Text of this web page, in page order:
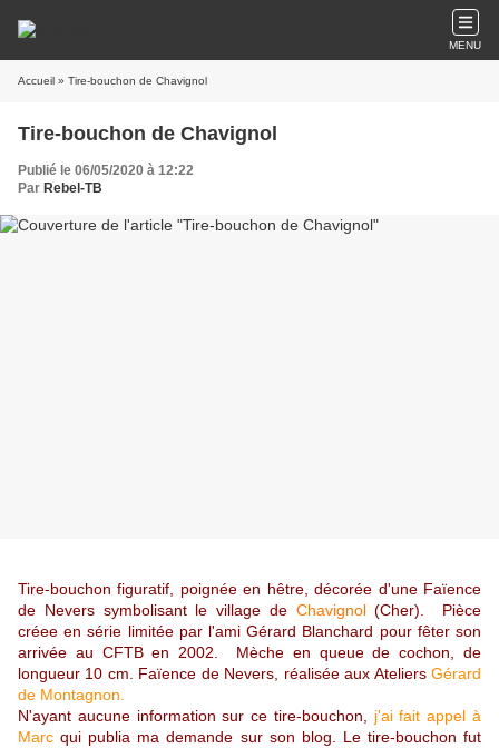
MENU
Accueil » Tire-bouchon de Chavignol
Tire-bouchon de Chavignol
Publié le 06/05/2020 à 12:22
Par Rebel-TB
Tire-bouchon figuratif, poignée en hêtre, décorée d'une Faïence
de Nevers symbolisant le village de Chavignol (Cher) . Pièce
créee en série limitée par l'ami Gérard Blanchard pour fêter son
arrivée au CFTB en 2002. Mèche en queue de cochon, de
longueur 10 cm. Faïence de Nevers, réalisée aux Ateliers Gérard
de Montagnon.
N'ayant aucune information sur ce tire-bouchon,
j'ai fait appel à
Marcqui publia ma demande sur son blog. Le tire-bouchon fut